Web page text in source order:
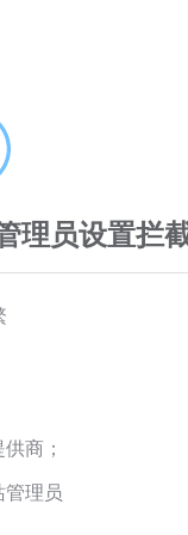
理员设置拦
商；
理员